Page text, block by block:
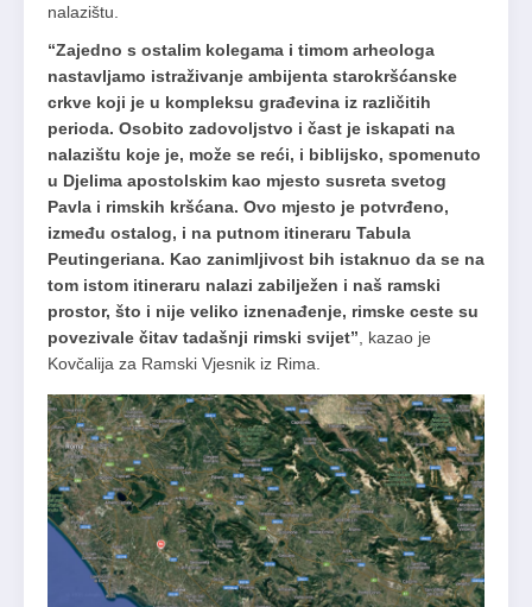
nalazištu.
“Zajedno s ostalim kolegama i timom arheologa
nastavljamo istraživanje ambijenta starokršćanske
crkve koji je u kompleksu građevina iz različitih
perioda. Osobito zadovoljstvo i čast je iskapati na
nalazištu koje je, može se reći, i biblijsko, spomenuto
u Djelima apostolskim kao mjesto susreta svetog
Pavla i rimskih kršćana. Ovo mjesto je potvrđeno,
između ostalog, i na putnom itineraru Tabula
Peutingeriana. Kao zanimljivost bih istaknuo da se na
tom istom itineraru nalazi zabilježen i naš ramski
prostor, što i nije veliko iznenađenje, rimske ceste su
povezivale čitav tadašnji rimski svijet” , kazao je
Kovčalija za Ramski Vjesnik iz Rima.